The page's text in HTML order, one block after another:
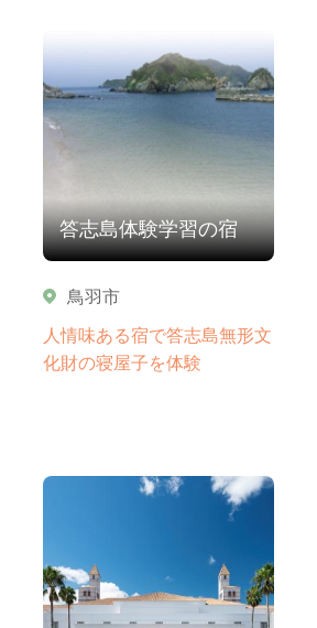
答志島体験学習の宿
鳥羽市
人情味ある宿で答志島無形文
化財の寝屋子を体験